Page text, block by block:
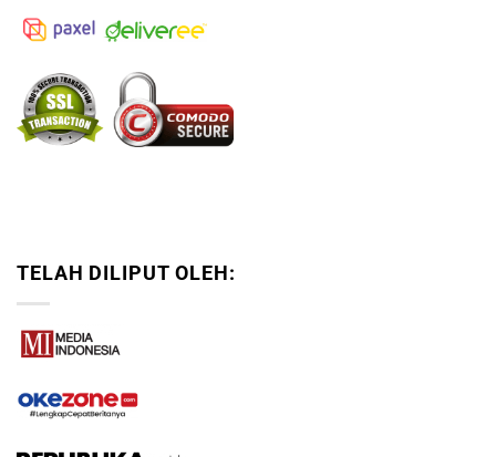
TELAH DILIPUT OLEH: